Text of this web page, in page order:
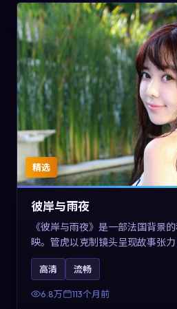
精选
彼岸与雨夜
《彼岸与雨夜》是一部法国背景
映。管虎以克制镜头呈现故事张
张震的对手戏可圈可点。剧情层面
一段跨国追寻之旅，对关注导演
有检索与收藏价值。
高清 流畅
6.8万 113个月前